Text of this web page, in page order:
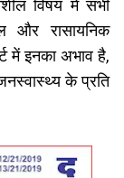
विषय में सभी
और रासायनिक
में इनका अभाव है,
के प्रति